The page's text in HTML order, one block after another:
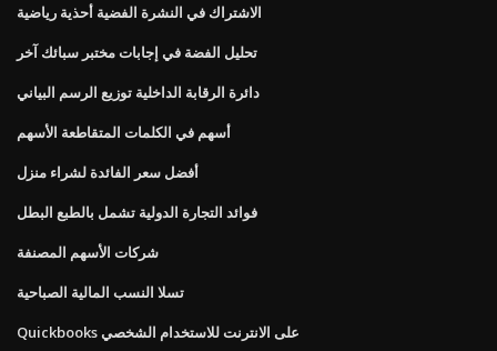
الاشتراك في النشرة الفضية أحذية رياضية
تحليل الفضة في إجابات مختبر سبائك آخر
دائرة الرقابة الداخلية توزيع الرسم البياني
أسهم في الكلمات المتقاطعة الأسهم
أفضل سعر الفائدة لشراء منزل
فوائد التجارة الدولية تشمل بالطبع البطل
شركات الأسهم المصنفة
تسلا النسب المالية الصباحية
Quickbooks على الانترنت للاستخدام الشخصي